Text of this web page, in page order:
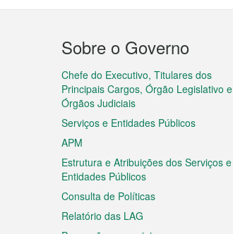
Menu
do
rodapé
Sobre o Governo
Chefe do Executivo, Titulares dos
Principais Cargos, Órgão Legislativo e
Órgãos Judiciais
Serviços e Entidades Públicos
APM
Estrutura e Atribuições dos Serviços e
Entidades Públicos
Consulta de Políticas
Relatório das LAG